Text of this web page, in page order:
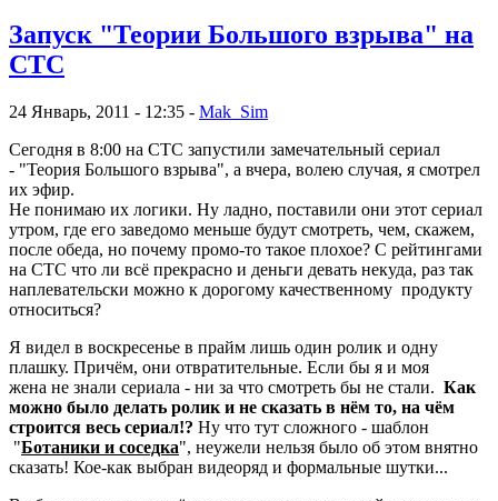
Запуск "Теории Большого взрыва" на
СТС
24 Январь, 2011 - 12:35 - Mak_Sim
Сегодня в 8:00 на СТС запустили замечательный сериал
- "Теория Большого взрыва", а вчера, волею случая, я смотрел
их эфир.
Не понимаю их логики. Ну ладно, поставили они этот сериал
утром, где его заведомо меньше будут смотреть, чем, скажем,
после обеда, но почему промо-то такое плохое? С рейтингами
на СТС что ли всё прекрасно и деньги девать некуда, раз так
наплевательски можно к дорогому качественному продукту
относиться?
Я видел в воскресенье в прайм лишь один ролик и одну
плашку. Причём, они отвратительные. Если бы я и моя
жена не знали сериала - ни за что смотреть бы не стали. Как
можно было делать ролик и не сказать в нём то, на чём
строится весь сериал!? Ну что тут сложного - шаблон
"Ботаники и соседка", неужели нельзя было об этом внятно
сказать! Кое-как выбран видеоряд и формальные шутки...